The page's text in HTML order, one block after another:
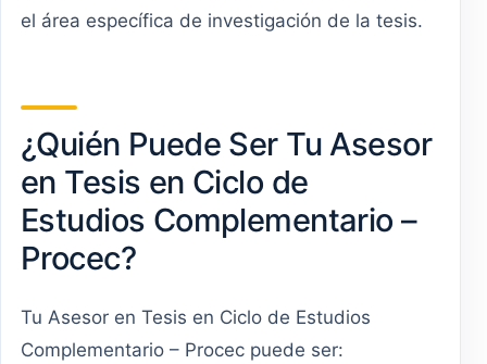
el área específica de investigación de la tesis.
¿Quién Puede Ser Tu Asesor
en Tesis en Ciclo de
Estudios Complementario –
Procec?
Tu Asesor en Tesis en Ciclo de Estudios
Complementario – Procec puede ser: